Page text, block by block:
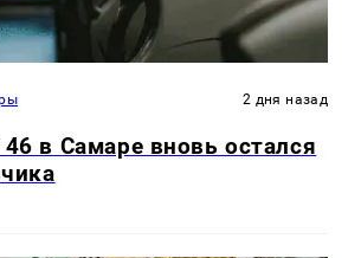
2 дня назад
в Самаре вновь остался